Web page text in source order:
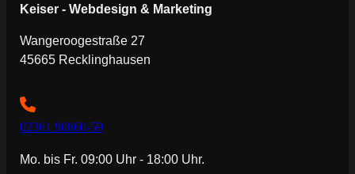
Keiser - Webdesign & Marketing
Wangeroogestraße 27
45665 Recklinghausen
02361 90860-59
Mo. bis Fr. 09:00 Uhr - 18:00 Uhr.